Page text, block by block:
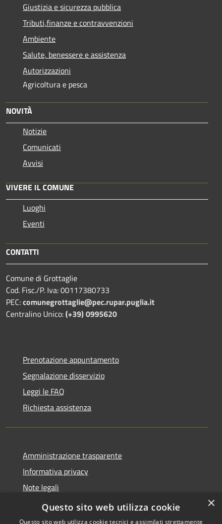
Giustizia e sicurezza pubblica
Tributi,finanze e contravvenzioni
Ambiente
Salute, benessere e assistenza
Autorizzazioni
Agricoltura e pesca
NOVITÀ
Notizie
Comunicati
Avvisi
VIVERE IL COMUNE
Luoghi
Eventi
CONTATTI
Comune di Grottaglie
Cod. Fisc./P. Iva: 00117380733
PEC:comunegrottaglie@pec.rupar.puglia.it
Centralino Unico:(+39) 0995620
Prenotazione appuntamento
Segnalazione disservizio
Leggi le FAQ
Richiesta assistenza
Amministrazione trasparente
Informativa privacy
Note legali
Dichiarazione di accessibilità
×
Questo sito web utilizza cookie
Questo sito web utilizza cookie tecnici e assimilati strettamente